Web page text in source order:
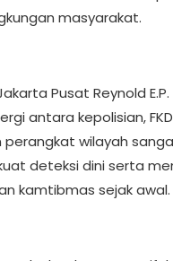
masyarakat.
Pusat Reynold
antara kepolisian,
wilayah
deteksi dini serta
kamtibmas sejak awal.